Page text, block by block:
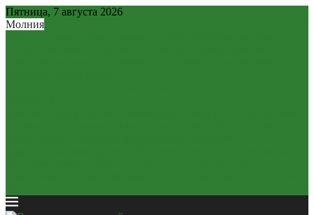
Пятница, 7 августа 2026
Молния